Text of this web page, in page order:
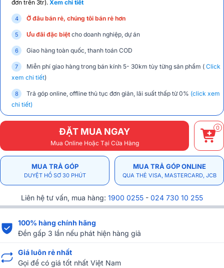
đơn trên 3tr). Xem chi tiết
Ở đâu bán rẻ, chúng tôi bán rẻ hơn
Ưu đãi đặc biệt cho doanh nghiệp, dự án
Giao hàng toàn quốc, thanh toán COD
Miễn phí giao hàng trong bán kính 5- 30km tùy từng sản phẩm ( Click
xem chi tiết)
Trả góp online, offline thủ tục đơn giản, lãi suất thấp từ 0% (click xem
chi tiết)
ĐẶT MUA NGAY
Mua Online Hoặc Tại Cửa Hàng
0
MUA TRẢ GÓP
DUYỆT HỒ SƠ 30 PHÚT
MUA TRẢ GÓP ONLINE
QUA THẺ VISA, MASTERCARD, JCB
Liên hệ tư vấn, mua hàng: 1900 0255 - 024 730 10 255
100% hàng chính hãng
Đền gấp 3 lần nếu phát hiện hàng giả
Giá luôn rẻ nhất
Gọi để có giá tốt nhất Việt Nam